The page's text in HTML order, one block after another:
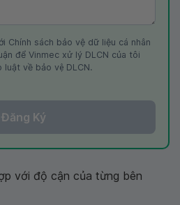
Chính sách bảo vệ dữ liệu cá nhân
để Vinmec xử lý DLCN của tôi
về bảo vệ DLCN.
Đăng Ký
với độ cận của từng bên